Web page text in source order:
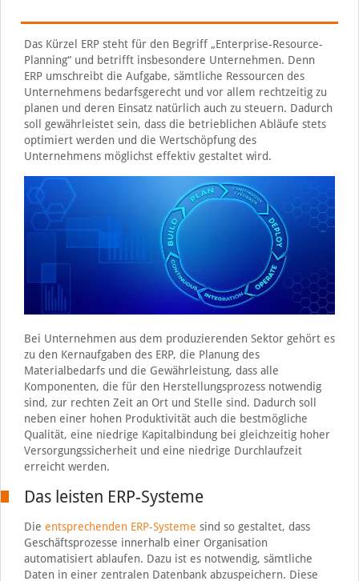
Das Kürzel ERP steht für den Begriff „Enterprise-Resource-
Planning“ und betrifft insbesondere Unternehmen. Denn
ERP umschreibt die Aufgabe, sämtliche Ressourcen des
Unternehmens bedarfsgerecht und vor allem rechtzeitig zu
planen und deren Einsatz natürlich auch zu steuern. Dadurch
soll gewährleistet sein, dass die betrieblichen Abläufe stets
optimiert werden und die Wertschöpfung des
Unternehmens möglichst effektiv gestaltet wird.
Bei Unternehmen aus dem produzierenden Sektor gehört es
zu den Kernaufgaben des ERP, die Planung des
Materialbedarfs und die Gewährleistung, dass alle
Komponenten, die für den Herstellungsprozess notwendig
sind, zur rechten Zeit an Ort und Stelle sind. Dadurch soll
neben einer hohen Produktivität auch die bestmögliche
Qualität, eine niedrige Kapitalbindung bei gleichzeitig hoher
Versorgungssicherheit und eine niedrige Durchlaufzeit
erreicht werden.
Das leisten ERP-Systeme
Die entsprechenden ERP-Systeme sind so gestaltet, dass
Geschäftsprozesse innerhalb einer Organisation
automatisiert ablaufen. Dazu ist es notwendig, sämtliche
Daten in einer zentralen Datenbank abzuspeichern. Diese